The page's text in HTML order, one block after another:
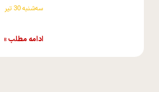
سه‌شنبه 30 تیر
ادامه مطلب »